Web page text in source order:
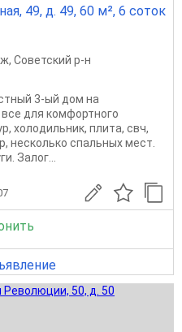
49, д. 49, 60 м², 6 соток
, Советский р-н
3-ый дом на
для комфортного
холодильник, плита, свч,
несколько спальных мест.
Залог...